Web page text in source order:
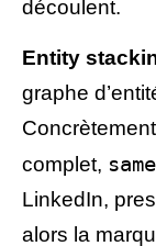
découlent.
Entity
graphe
complet,
LinkedIn,
alors la